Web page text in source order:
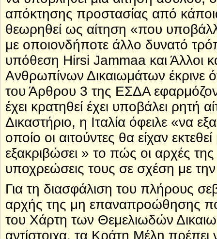
απόκτησης προστασίας από
θεωρηθεί ως αίτηση «που
με οποιονδήποτε άλλο δυνατό
υπόθεση Hirsi Jammaa και Άλλοι
Ανθρωπίνων Δικαιωμάτων έκρινε
του Άρθρου 3 της ΕΣΔΑ
έχει κρατηθεί έχει υποβάλει
Δικαστήριο, η Ιταλία όφειλε «να
οποίο οι αιτούντες θα είχαν
εξακριβώσει » το πώς οι αρχές
υποχρεώσεις τους σε σχέση με
Για τη διασφάλιση του πλήρους
αρχής της μη επαναπροώθησης
του Χάρτη των Θεμελιωδών
αντίστοιχα, τα Κράτη Μέλη πρέπει